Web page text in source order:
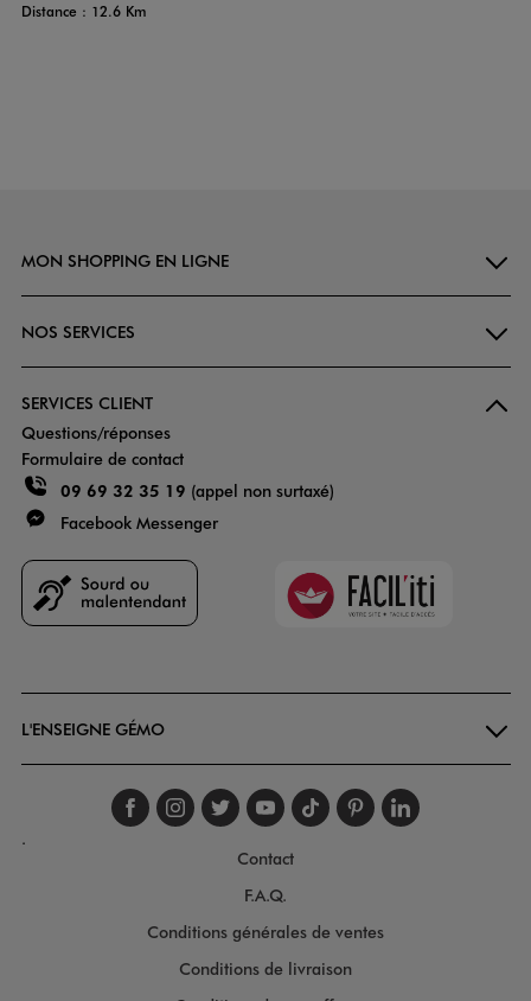
Distance : 12.6 Km
MON SHOPPING EN LIGNE
NOS SERVICES
SERVICES CLIENT
Questions/réponses
Formulaire de contact
09 69 32 35 19 (appel non surtaxé)
Facebook Messenger
Faciliti
L'ENSEIGNE GÉMO
Suivez-nous sur
Suivez-nous sur
Suivez-nous sur
Suivez-nous
Suivez-nous
Suivez-
.
Contact
F.A.Q.
Conditions générales de ventes
Conditions de livraison